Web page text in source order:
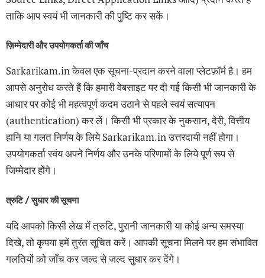
ताकि आप स्वयं भी जानकारी की पुष्टि कर सकें।
ज़िम्मेदारी और उपयोगकर्ता की जाँच
Sarkarikam.in केवल एक सूचना-प्रदान करने वाला प्लेटफ़ॉर्म है। हम
आपसे अनुरोध करते हैं कि हमारी वेबसाइट पर दी गई किसी भी जानकारी के
आधार पर कोई भी महत्वपूर्ण कदम उठाने से पहले स्वयं सत्यापन
(authentication) कर लें। किसी भी प्रकार के नुकसान, देरी, वित्तीय
हानि या गलत निर्णय के लिये Sarkarikam.in उत्तरदायी नहीं होगा।
उपयोगकर्ता स्वंय अपने निर्णय और उनके परिणामों के लिये पूर्ण रूप से
जिम्मेदार होंगे।
त्रुटि / सुधार की सूचना
यदि आपको किसी लेख में त्रुटि, पुरानी जानकारी या कोई अन्य समस्या
दिखे, तो कृपया हमें तुरंत सूचित करें। आपकी सूचना मिलने पर हम संभावित
गलतियों को जाँच कर जल्द से जल्द सुधार कर देंगे।